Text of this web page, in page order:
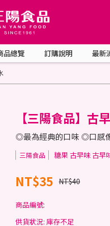
品總覽 訂購說明 最新
【三陽食品】古
◎最為經典的口味 ◎口感
三陽食品 糖果 古早味 古早
NT$35 NT$40
商品編號:
供貨狀況: 庫存不足